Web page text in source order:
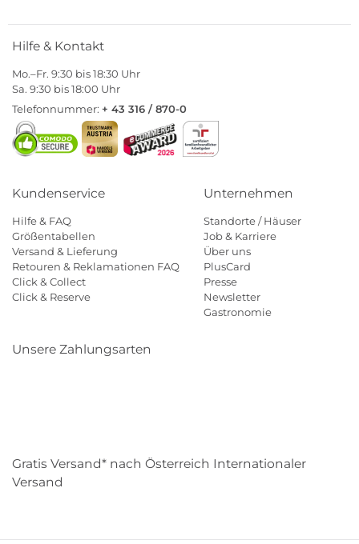
Hilfe & Kontakt
Mo.–Fr. 9:30 bis 18:30 Uhr
Sa. 9:30 bis 18:00 Uhr
Telefonnummer: + 43 316 / 870-0
Kundenservice
Hilfe & FAQ
Größentabellen
Versand & Lieferung
Retouren & Reklamationen FAQ
Click & Collect
Click & Reserve
Unternehmen
Standorte / Häuser
Job & Karriere
Über uns
PlusCard
Presse
Newsletter
Gastronomie
Unsere Zahlungsarten
Gratis Versand* nach Österreich Internationaler
Versand